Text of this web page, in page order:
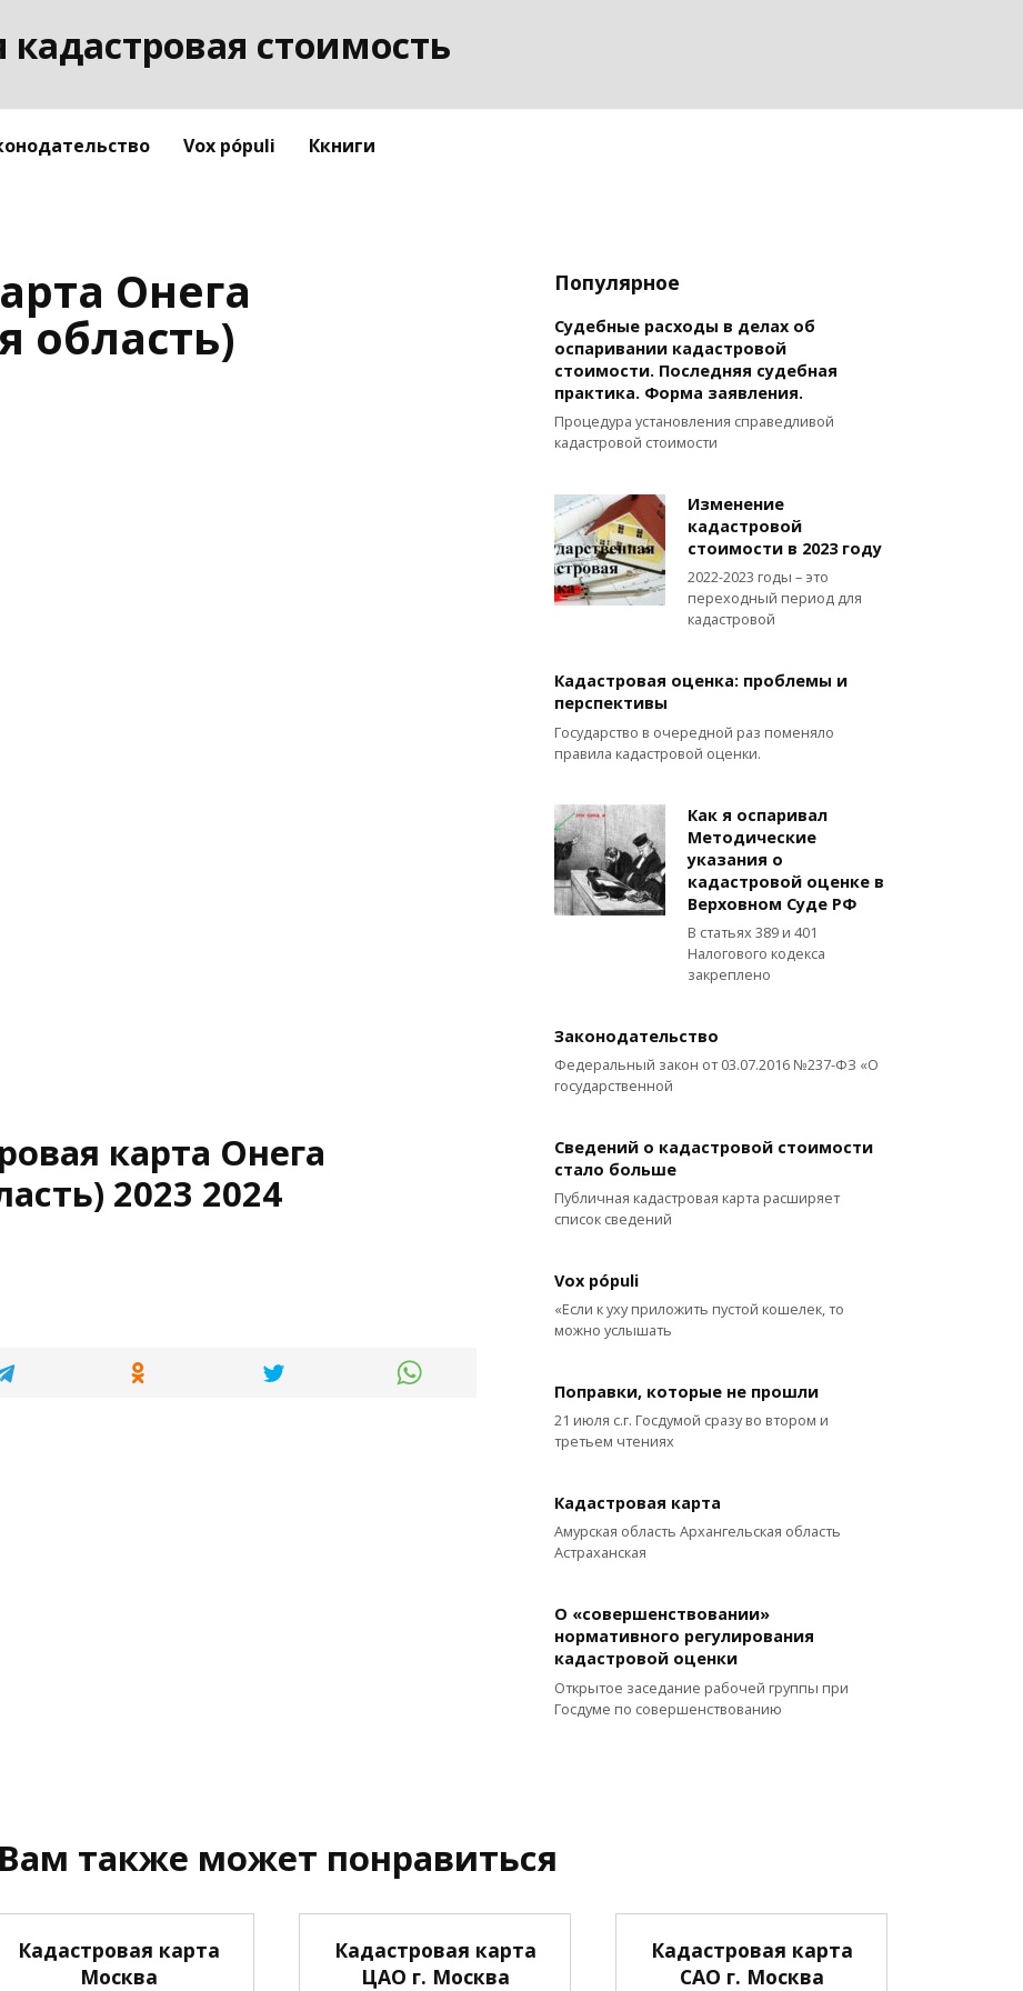
стоимость
Vox pópuli Ккниги
Онега
область)
карта Онега
2023 2024
Популярное
Судебные расходы в делах об
оспаривании кадастровой
стоимости. Последняя судебная
практика. Форма заявления.
Процедура установления справедливой
кадастровой стоимости
Изменение
кадастровой
стоимости в 2023 году
2022-2023 годы – это
переходный период для
кадастровой
Кадастровая оценка: проблемы и
перспективы
Государство в очередной раз поменяло
правила кадастровой оценки.
Как я оспаривал
Методические
указания о
кадастровой оценке в
Верховном Суде РФ
В статьях 389 и 401
Налогового кодекса
закреплено
Законодательство
Федеральный закон от 03.07.2016 №237-ФЗ «О
государственной
Сведений о кадастровой стоимости
стало больше
Публичная кадастровая карта расширяет
список сведений
Vox pópuli
«Если к уху приложить пустой кошелек, то
можно услышать
Поправки, которые не прошли
21 июля с.г. Госдумой сразу во втором и
третьем чтениях
Кадастровая карта
Амурская область Архангельская область
Астраханская
О «совершенствовании»
нормативного регулирования
кадастровой оценки
Открытое заседание рабочей группы при
Госдуме по совершенствованию
Вам также может понравиться
Кадастровая карта
Москва
Кадастровая карта
ЦАО г. Москва
Кадастровая карта
САО г. Москва